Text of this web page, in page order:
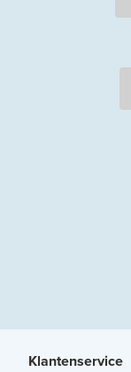
Klantenservice